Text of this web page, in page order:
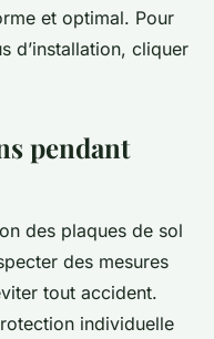
et optimal. Pour
d’installation, cliquer
pendant
des plaques de sol
des mesures
tout accident.
individuelle